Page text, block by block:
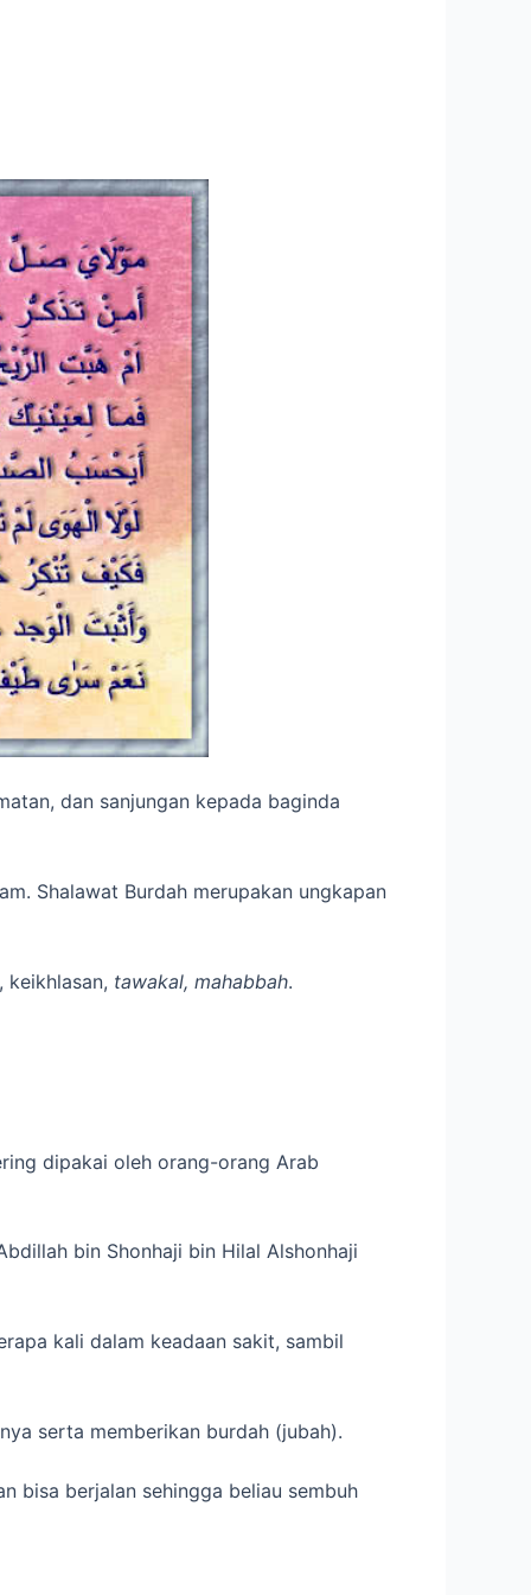
dan sanjungan kepada baginda
Shalawat Burdah merupakan ungkapan
keikhlasan, tawakal, mahabbah.
dipakai oleh orang-orang Arab
bin Shonhaji bin Hilal Alshonhaji
kali dalam keadaan sakit, sambil
serta memberikan burdah (jubah).
bisa berjalan sehingga beliau sembuh